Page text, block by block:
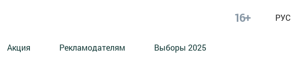
16+ РУС
Акция Рекламодателям Выборы 2025